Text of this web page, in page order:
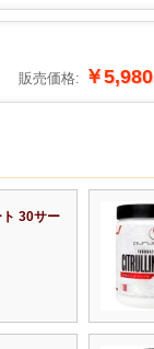
販売価格: ￥5,980
30サー